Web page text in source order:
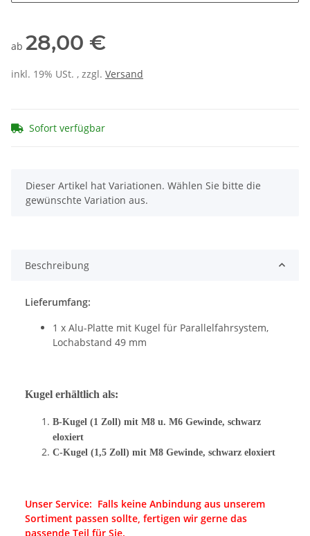
ab 28,00 €
inkl. 19% USt. , zzgl. Versand
Sofort verfügbar
x
Dieser Artikel hat Variationen. Wählen Sie bitte die
gewünschte Variation aus.
Beschreibung
Lieferumfang:
1 x Alu-Platte mit Kugel für Parallelfahrsystem,
Lochabstand 49 mm
Kugel erhältlich als:
B-Kugel (1 Zoll) mit M8 u. M6 Gewinde, schwarz
eloxiert
C-Kugel (1,5 Zoll) mit M8 Gewinde, schwarz eloxiert
Unser Service: Falls keine Anbindung aus unserem
Sortiment passen sollte, fertigen wir gerne das
passende Teil für Sie.